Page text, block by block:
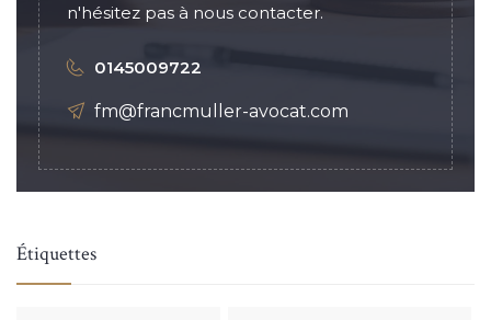
n'hésitez pas à nous contacter.
0145009722
fm@francmuller-avocat.com
Étiquettes